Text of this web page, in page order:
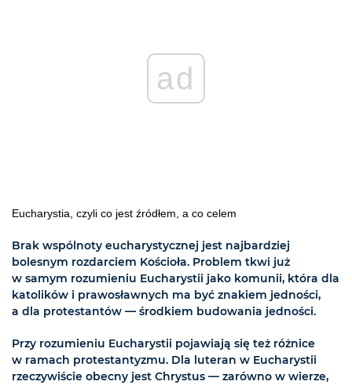
ad
Eucharystia, czyli co jest źródłem, a co celem
Brak wspólnoty eucharystycznej jest najbardziej
bolesnym rozdarciem Kościoła. Problem tkwi już
w samym rozumieniu Eucharystii jako komunii, która dla
katolików i prawosławnych ma być znakiem jedności,
a dla protestantów — środkiem budowania jedności.
Przy rozumieniu Eucharystii pojawiają się też różnice
w ramach protestantyzmu. Dla luteran w Eucharystii
rzeczywiście obecny jest Chrystus — zarówno w wierze,